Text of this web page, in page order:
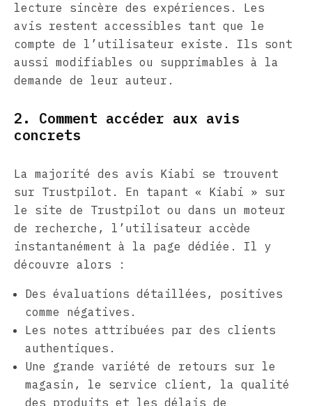
lecture sincère des expériences. Les
avis restent accessibles tant que le
compte de l’utilisateur existe. Ils sont
aussi modifiables ou supprimables à la
demande de leur auteur.
2. Comment accéder aux avis
concrets
La majorité des avis Kiabi se trouvent
sur Trustpilot. En tapant « Kiabi » sur
le site de Trustpilot ou dans un moteur
de recherche, l’utilisateur accède
instantanément à la page dédiée. Il y
découvre alors :
Des évaluations détaillées, positives
comme négatives.
Les notes attribuées par des clients
authentiques.
Une grande variété de retours sur le
magasin, le service client, la qualité
des produits et les délais de